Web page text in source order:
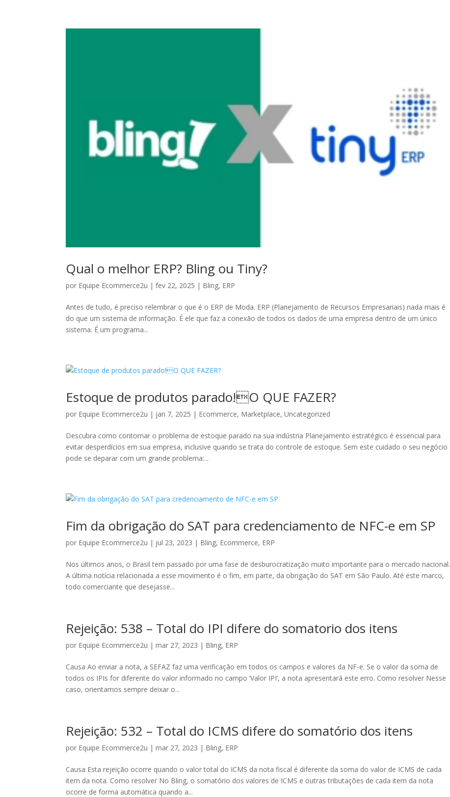
Qual o melhor ERP? Bling ou Tiny?
por Equipe Ecommerce2u |fev 22, 2025 | Bling, ERP
Antes de tudo, é preciso relembrar o que é o ERP de Moda. ERP (Planejamento de Recursos Empresariais) nada mais é
do que um sistema de informação. É ele que faz a conexão de todos os dados de uma empresa dentro de um único
sistema. É um programa...
Estoque de produtos parado!O QUE FAZER?
por Equipe Ecommerce2u | jan 7, 2025 | Ecommerce, Marketplace,Uncategorized
Descubra como contornar o problema de estoque parado na sua indústria Planejamento estratégico é essencial para
evitar desperdícios em sua empresa, inclusive quando se trata do controle de estoque. Sem este cuidado o seu negócio
pode se deparar com um grande problema:...
Fim da obrigação do SAT para credenciamento de NFC-e em SP
por Equipe Ecommerce2u | jul 23, 2023 | Bling, Ecommerce, ERP
Nos últimos anos, o Brasil tem passado por uma fase de desburocratização muito importante para o mercado nacional.
A última notícia relacionada a esse movimento é o fim, em parte, da obrigação do SAT em São Paulo. Até este marco,
todo comerciante que desejasse...
Rejeição: 538 – Total do IPI difere do somatorio dos itens
por Equipe Ecommerce2u |mar 27, 2023 | Bling, ERP
Causa Ao enviar a nota, a SEFAZ faz uma verificação em todos os campos e valores da NF-e. Se o valor da soma de
todos os IPIs for diferente do valor informado no campo ‘Valor IPI’, a nota apresentará este erro. Como resolver Nesse
caso, orientamos sempre deixar o...
Rejeição: 532 – Total do ICMS difere do somatório dos itens
por Equipe Ecommerce2u |mar 27, 2023 | Bling, ERP
Causa Esta rejeição ocorre quando o valor total do ICMS da nota fiscal é diferente da soma do valor de ICMS de cada
item da nota. Como resolver No Bling, o somatório dos valores de ICMS e outras tributações de cada item da nota
ocorre de forma automática quando a...